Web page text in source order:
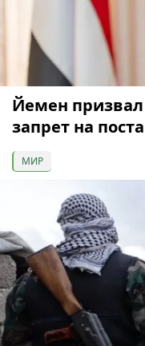
Йемен
запрет на
МИР